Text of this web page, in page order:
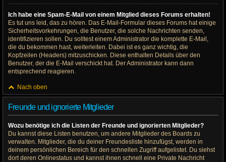
Ich habe eine Spam-E-Mail von einem Mitglied dieses Forums erhalten!
Es tut uns leid, das zu hören. Das E-Mail-Formular dieses Forums hat einige
Sicherheitsvorkehrungen, die Benutzer, die solche Nachrichten senden,
identifizieren sollen. Du solltest einem Administrator die komplette E-Mail,
die du bekommen hast, weiterleiten. Dabei ist es ganz wichtig, die
Kopfzeilen (Headers) mitzuschicken. Diese enthalten Details über den
Benutzer, der die E-Mail verschickt hat. Der Administrator kann dann
entsprechend reagieren.
Nach oben
Freunde und ignorierte Mitglieder
Wozu benötige ich die Listen der Freunde und ignorierten Mitglieder?
Du kannst diese Listen benutzen, um andere Mitglieder des Boards zu
verwalten. Mitglieder, die du deiner Freundesliste hinzufügst, werden in
deinem persönlichen Bereich für den schnellen Zugriff aufgelistet. Du siehst
dort deren Onlinestatus und kannst ihnen schnell eine Private Nachricht